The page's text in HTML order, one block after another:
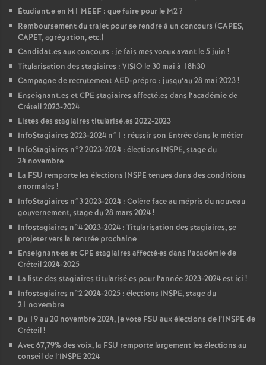
Étudiant.e en M1 MEEF : que faire pour le M2?
Remboursement du trajet pour se rendre à un concours (CAPES,
CAPET, agrégation, etc.)
Candidat.es aux concours : je fais mes voeux avant le 5 juin !
Titularisation des stagiaires : VISIO le 30 mai à 18h30
Campagne de recrutementAED-prépro : jusqu’au 28 mai 2023!
Enseignant.es etCPE stagiaires affecté.es dans l’académie de
Créteil 2023-2024
Listes des stagiaires titularisé.es 2022-2023
InfoStagiaires 2023-2024 n°1 : réussir son Entrée dans le métier
InfoStagiaires n°2 2023-2024 : élections INSPE, stage du
24 novembre
La FSU remporte les élections INSPE tenues dans des conditions
anormales !
InfoStagiaires n°3 2023-2024 : Colère face au mépris du nouveau
gouvernement, stage du 28 mars 2024!
Infostagiaires n°4 2023-2024 : Titularisation des stagiaires, se
projeter vers la rentrée prochaine
Enseignant·es etCPE stagiaires affecté·es dans l’académie de
Créteil 2024-2025
La liste des stagiaires titularisé·es pour l’année 2023-2024 est ici !
Infostagiaires n°2 2024-2025 : élections INSPE, stage du
21 novembre
Du 19 au 20 novembre 2024, je vote FSU aux élections de l’INSPE de
Créteil!
Avec 67,79% des voix, la FSU remporte largement les élections au
conseil de l’INSPE 2024